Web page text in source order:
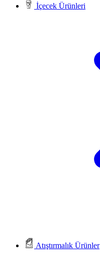
İçecek Ürünleri
Atıştırmalık Ürünler